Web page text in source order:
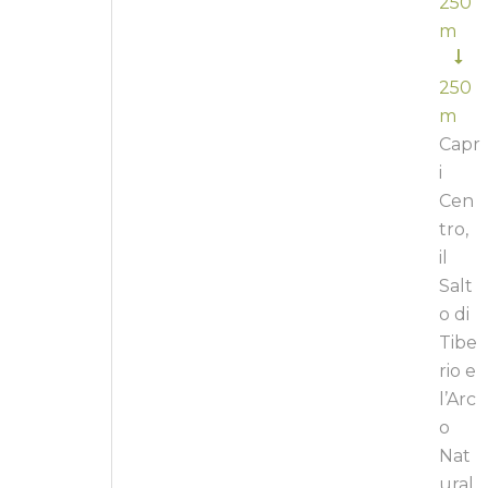
m
250
m
Capr
i
Cen
tro,
il
Salt
o di
Tibe
rio e
l’Arc
o
Nat
ural